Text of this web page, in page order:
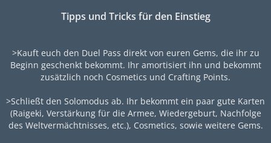
Tipps und Tricks für den Einstieg
>Kauft euch den Duel Pass direkt von euren Gems, die ihr zu
Beginn geschenkt bekommt. Ihr amortisiert ihn und bekommt
zusätzlich noch Cosmetics und Crafting Points.
>Schließt den Solomodus ab. Ihr bekommt ein paar gute Karten
(Raigeki, Verstärkung für die Armee, Wiedergeburt, Nachfolge
des Weltvermächtnisses, etc.), Cosmetics, sowie weitere Gems.